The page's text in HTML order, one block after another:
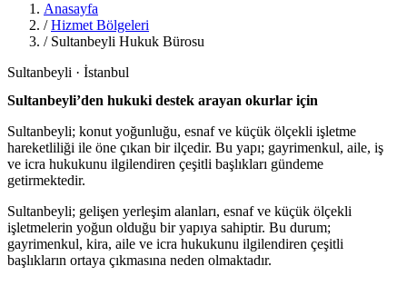
Anasayfa
/ Hizmet Bölgeleri
/ Sultanbeyli Hukuk Bürosu
Sultanbeyli · İstanbul
Sultanbeyli’den hukuki destek arayan okurlar için
Sultanbeyli; konut yoğunluğu, esnaf ve küçük ölçekli işletme
hareketliliği ile öne çıkan bir ilçedir. Bu yapı; gayrimenkul, aile, iş
ve icra hukukunu ilgilendiren çeşitli başlıkları gündeme
getirmektedir.
Sultanbeyli; gelişen yerleşim alanları, esnaf ve küçük ölçekli
işletmelerin yoğun olduğu bir yapıya sahiptir. Bu durum;
gayrimenkul, kira, aile ve icra hukukunu ilgilendiren çeşitli
başlıkların ortaya çıkmasına neden olmaktadır.